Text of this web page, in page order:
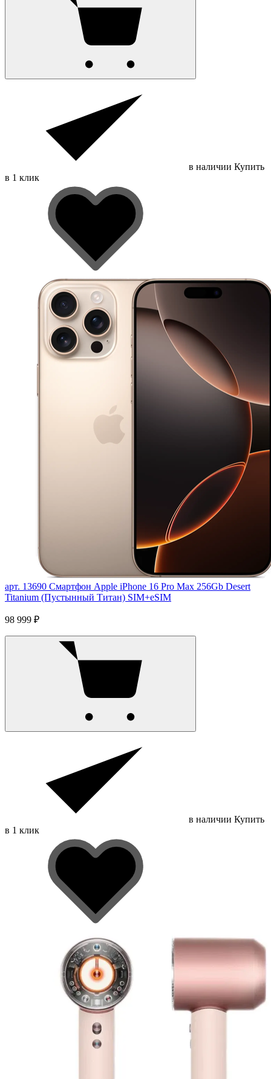
в наличии Купить
в 1 клик
арт. 13690 Смартфон Apple iPhone 16 Pro Max 256Gb Desert
Titanium (Пустынный Титан) SIM+eSIM
98 999 ₽
в наличии Купить
в 1 клик